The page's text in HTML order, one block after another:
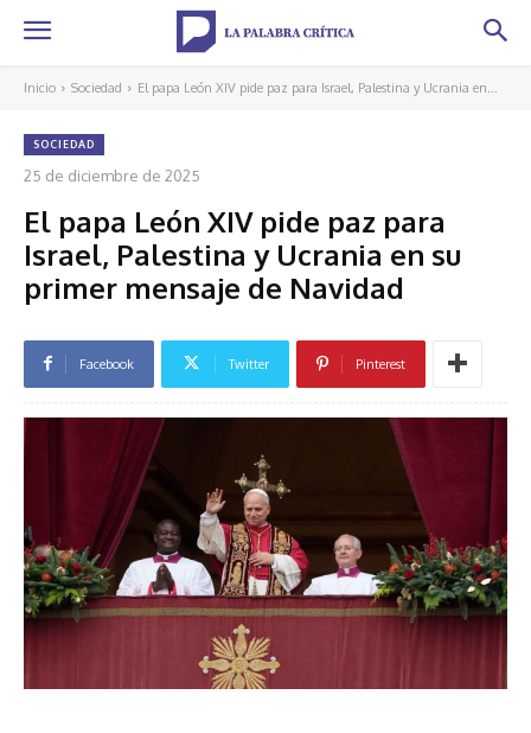
Inicio Sociedad El papa León XIV pide paz para Israel, Palestina y Ucrania en...
SOCIEDAD
25 de diciembre de 2025
El papa León XIV pide paz para
Israel, Palestina y Ucrania en su
primer mensaje de Navidad
Facebook Twitter Pinterest